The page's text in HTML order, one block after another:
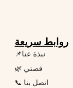
روابط سريعة
📌نبذة عنا
🌿 قصتي
📞 اتصل بنا